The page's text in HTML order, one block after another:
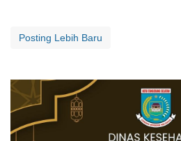
Posting Lebih Baru